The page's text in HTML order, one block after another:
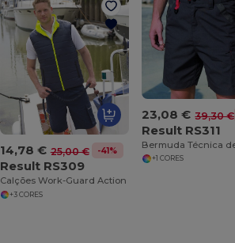
14,78 € 25,00 € -41%
Result RS309
Calções Work-Guard Action
+3 CORES
23,08 € 39,30 €
Result RS311
+1 CORES